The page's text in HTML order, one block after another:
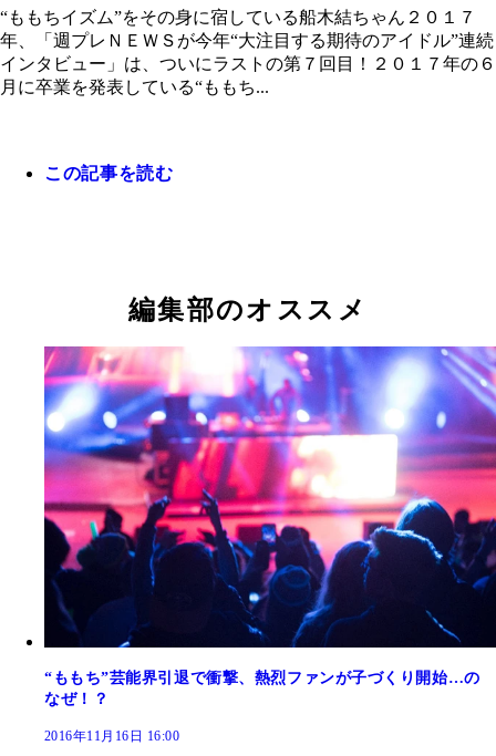
“ももちイズム”をその身に宿している船木結ちゃん２０１７
年、「週プレＮＥＷＳが今年“大注目する期待のアイドル”連続
インタビュー」は、ついにラストの第７回目！２０１７年の６
月に卒業を発表している“ももち...
この記事を読む
編集部のオススメ
“ももち”芸能界引退で衝撃、熱烈ファンが子づくり開始…の
なぜ！？
2016年11月16日 16:00